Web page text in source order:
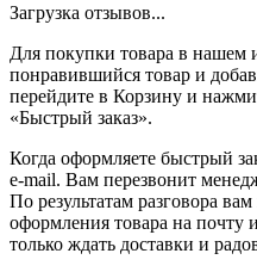
Загрузка отзывов...
Для покупки товара в нашем
понравившийся товар и
перейдите в Корзину и
«Быстрый заказ».
Когда оформляете быстрый
e-mail. Вам перезвонит
По результатам разговора
оформления товара на почту
только ждать доставки и